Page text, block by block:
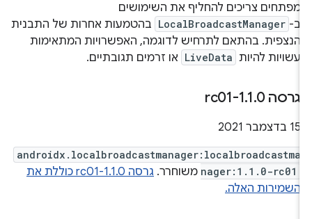
מפתחים צריכים להחליף את השימושים
LocalBroadcastManager בהטמעות אחרות של התבנית
הנצפית. בהתאם לתרחיש לדוגמה, האפשרויות המתאימות
עשויות להיות LiveData או זרמים תגובתיים.
גרסה 1 .1. 0-rc01
androidx.localbroadcastmanager:localbroadcastma
nager:1.1.0-rc01משוחרר.
גרסה 1.1.0-rc01 כוללת את
השמירות האלה.